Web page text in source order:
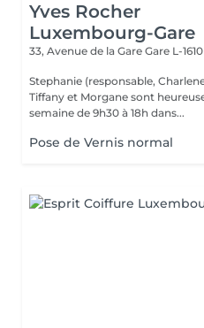
Yves Rocher
Luxembourg-Gare
33, Avenue de la Gare Gare L-1610
Stephanie (responsable,
Tiffany et Morgane sont
semaine de 9h30 à 18h dans...
Pose de Vernis normal